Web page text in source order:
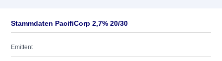
Stammdaten PacifiCorp 2,7% 20/30
Emittent